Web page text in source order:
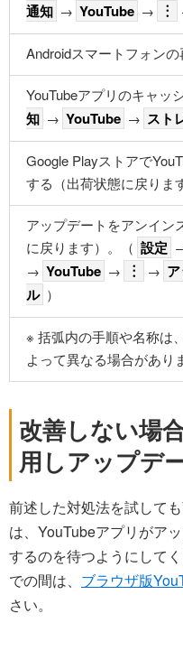
通知 → YouTube → ︙
Androidスマートフォンの
YouTubeアプリのキャッ
知 → YouTube → スト
Google Playストアで
する（出荷状態に戻りま
アップデートをアンイン
に戻ります）。（ 設定
→ YouTube → ︙ →
ル ）
※ 括弧内の手順や名称は
よって異なる場合があり
改善しない場
用しアップデ
前述した対処法を試して
は、YouTubeアプリがア
するのを待つようにして
での間は、 ブラウザ版
さい。